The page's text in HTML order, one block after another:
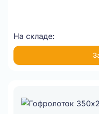
На складе: